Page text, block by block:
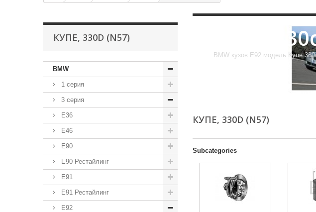
КУПЕ, 330D (N57)
BMW
1 серия
3 серия
E36
E46
E90
E90 Рестайлинг
E91
E91 Рестайлинг
E92
Купе,
BMW кузов E92 модель Купе
КУПЕ, 330D (N57)
Subcategories